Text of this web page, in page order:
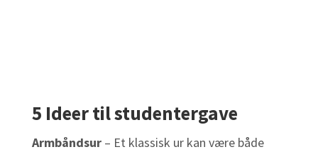
5 Ideer til studentergave
Armbåndsur– Et klassisk ur kan være både